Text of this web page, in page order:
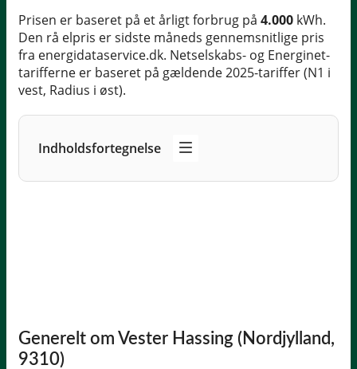
Prisen er baseret på et årligt forbrug på 4.000 kWh.
Den rå elpris er sidste måneds gennemsnitlige pris
fra energidataservice.dk. Netselskabs- og Energinet-
tarifferne er baseret på gældende 2025-tariffer (N1 i
vest, Radius i øst).
Indholdsfortegnelse
Generelt om Vester Hassing (Nordjylland,
9310)